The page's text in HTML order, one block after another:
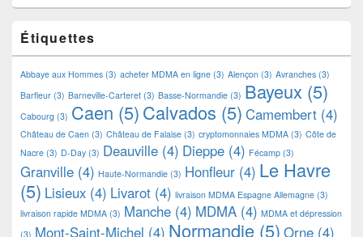
Étiquettes
Abbaye aux Hommes (3) acheter MDMA en ligne (3) Alençon (3) Avranches (3)
Barfleur (3) Barneville-Carteret (3) Basse-Normandie (3) Bayeux (5)
Cabourg (3) Caen (5)Calvados (5) Camembert (4)
Château de Caen (3) Château de Falaise (3) cryptomonnaies MDMA (3) Côte de
Nacre (3) D-Day (3) Deauville (4) Dieppe (4) Fécamp (3)
Granville (4) Haute-Normandie (3) Honfleur (4) Le Havre
(5) Lisieux (4) Livarot (4) livraison MDMA Espagne Allemagne (3)
livraison rapide MDMA (3) Manche (4) MDMA (4) MDMA et dépression
(3) Mont-Saint-Michel (4) Normandie (5) Orne (4)